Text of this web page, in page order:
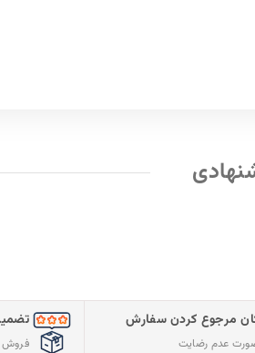
مرجوع کردن سفارش
عدم رضایت فروش